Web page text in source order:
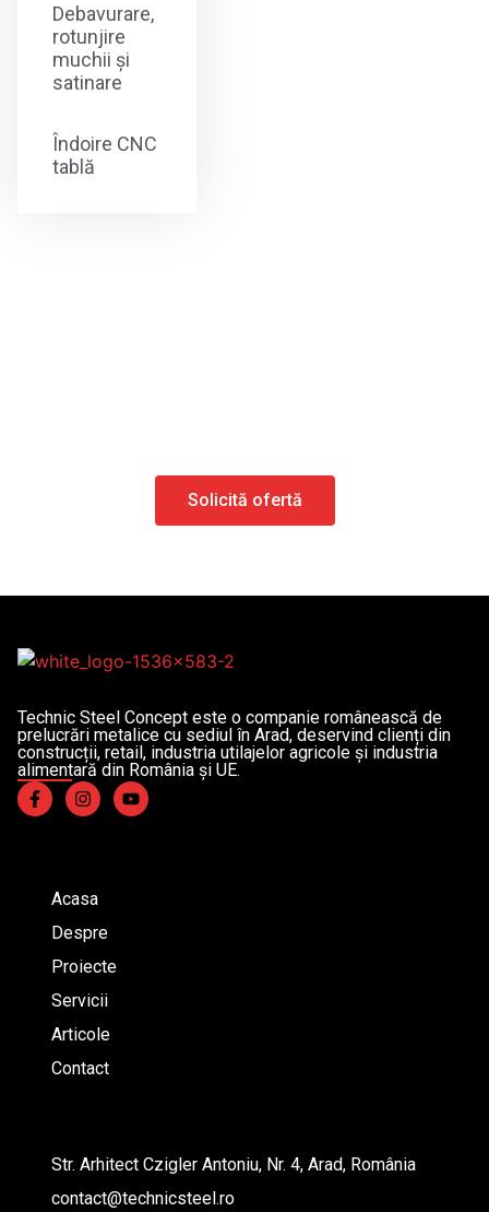
Debavurare,
rotunjire
muchii și
satinare
Îndoire CNC
tablă
Solicită ofertă
Technic Steel Concept este o companie românească de
prelucrări metalice cu sediul în Arad, deservind clienți din
construcții, retail, industria utilajelor agricole și industria
alimentară din România și UE.
Acasa
Despre
Proiecte
Servicii
Articole
Contact
Str. Arhitect Czigler Antoniu, Nr. 4, Arad, România
contact@technicsteel.ro